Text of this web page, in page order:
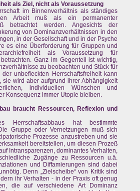
als Ziel, nicht als Voraussetzung
im Binnenverhältnis als ständiges
Arbeit muß als ein permanenter
betrachtet werden. Angesichts der
von Dominanzverhältnissen in den
in der Gesellschaft und in der Psyche
es eine Überforderung für Gruppen und
als Voraussetzung für
Ganz im Gegenteil ist wichtig,
zu beobachten und Stück für
unbefleckten Herrschaftsfreiheit kann
sie wird aber aufgrund ihrer Abhängigkeit
individuellen Wünschen und
Konsequenz immer Utopie bleiben.
braucht Ressourcen, Reflexion und
Herrschaftsabbaus hat bestimmte
Gruppe oder Vernetzungen muß sich
Prozesse anzustreben und sie
bereitstellen, um diesen Prozeß
Intransparenzen, dominantes Verhalten,
Zugänge zu Ressourcen u.ä.
und Diffamierungen sind dabei
Denn „Zielscheibe“ von Kritik sind
ihr Verhalten - in der Praxis oft genug
die auf verschiedene Art Dominanz